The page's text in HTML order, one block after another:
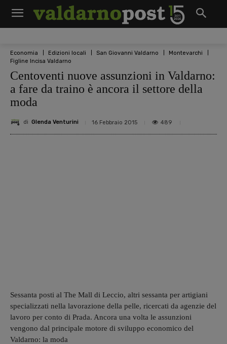
Economia Edizioni locali San Giovanni Valdarno
Montevarchi
Figline Incisa Valdarno
Centoventi nuove assunzioni in Valdarno:
a fare da traino è ancora il settore della
moda
di Glenda Venturini 16 Febbraio 2015 489
Sessanta posti al The Mall di Leccio, altri sessanta per artigiani
specializzati nella lavorazione della pelle, ricercati da agenzie del
lavoro per conto di Prada. Ancora una volta le assunzioni
vengono dal principale motore di sviluppo economico del
Valdarno: la moda